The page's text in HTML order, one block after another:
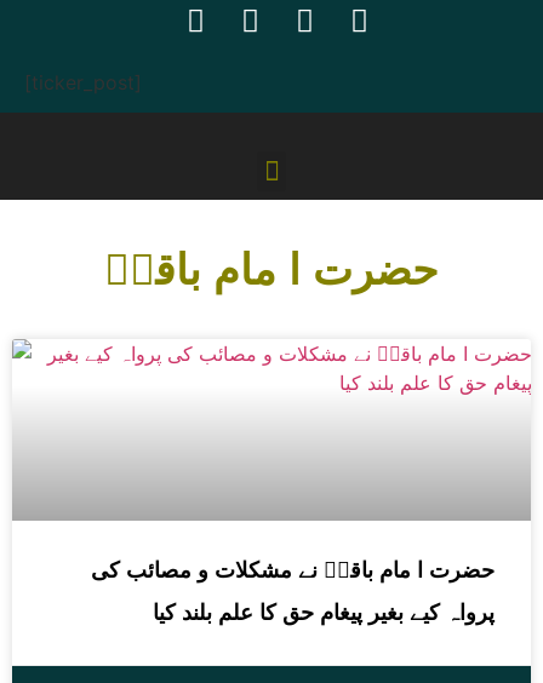
[ticker_post]
حضرت ا مام باقرؑ
حضرت ا مام باقرؑ نے مشکلات و مصائب کی
پرواہ کیے بغیر پیغام حق کا علم بلند کیا